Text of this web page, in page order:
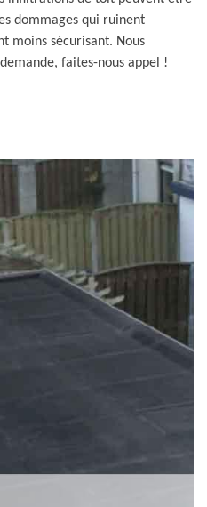
dommages qui ruinent
moins sécurisant. Nous
faites-nous appel !